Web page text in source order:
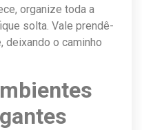
organize toda a
solta. Vale prendê-
deixando o caminho